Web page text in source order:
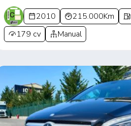
2010 215.000Km
179 cv
Manual